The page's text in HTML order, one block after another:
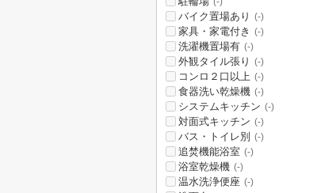
バイク置場あり (-)
家具・家電付き (-)
洗濯機置場有 (-)
外観タイル張り (-)
コンロ２口以上 (-)
食器洗い乾燥機 (-)
システムキッチン (-)
対面式キッチン (-)
バス・トイレ別 (-)
追焚機能浴室 (-)
浴室乾燥機 (-)
温水洗浄便座 (-)